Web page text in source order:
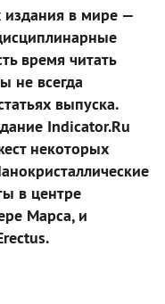
в мире —
время читать
не всегда
выпуска.
Indicator.Ru
некоторых
в центре
Марса, и